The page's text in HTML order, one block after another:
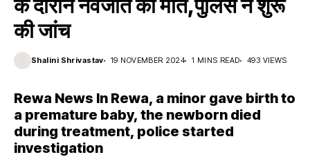
के दौरान नवजात की मौत,पुलिस ने शुरू
की जांच
Shalini Shrivastav 19 NOVEMBER 2024 1 MINS READ 493 VIEWS
Rewa News In Rewa, a minor gave birth to
a premature baby, the newborn died
during treatment, police started
investigation